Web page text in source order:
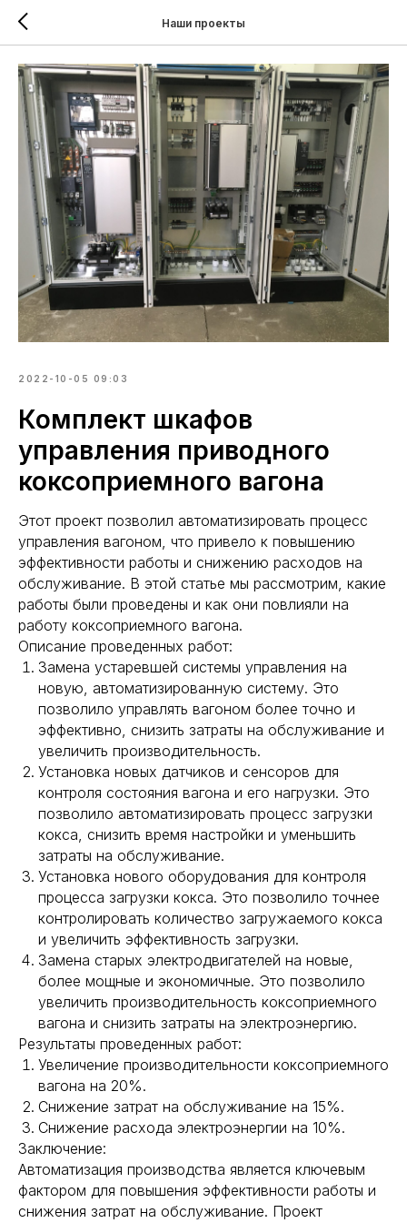
Наши проекты
2022-10-05 09:03
Комплект шкафов
управления приводного
коксоприемного вагона
Этот проект позволил автоматизировать процесс
управления вагоном, что привело к повышению
эффективности работы и снижению расходов на
обслуживание. В этой статье мы рассмотрим, какие
работы были проведены и как они повлияли на
работу коксоприемного вагона.
Описание проведенных работ:
Замена устаревшей системы управления на
новую, автоматизированную систему. Это
позволило управлять вагоном более точно и
эффективно, снизить затраты на обслуживание и
увеличить производительность.
Установка новых датчиков и сенсоров для
контроля состояния вагона и его нагрузки. Это
позволило автоматизировать процесс загрузки
кокса, снизить время настройки и уменьшить
затраты на обслуживание.
Установка нового оборудования для контроля
процесса загрузки кокса. Это позволило точнее
контролировать количество загружаемого кокса
и увеличить эффективность загрузки.
Замена старых электродвигателей на новые,
более мощные и экономичные. Это позволило
увеличить производительность коксоприемного
вагона и снизить затраты на электроэнергию.
Результаты проведенных работ:
Увеличение производительности коксоприемного
вагона на 20%.
Снижение затрат на обслуживание на 15%.
Снижение расхода электроэнергии на 10%.
Заключение:
Автоматизация производства является ключевым
фактором для повышения эффективности работы и
снижения затрат на обслуживание. Проект